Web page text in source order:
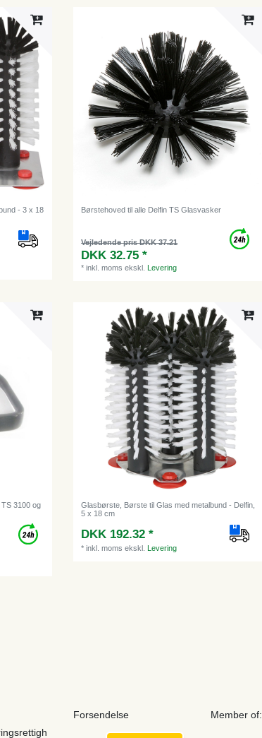
- 3 x 18
Børstehoved til alle Delfin TS Glasvasker
Vejledende pris DKK 37.21
DKK 32.75 *
*inkl. moms ekskl.Levering
3100 og
Glasbørste, Børste til Glas med metalbund - Delfin,
5 x 18 cm
DKK 192.32 *
*inkl. moms ekskl.Levering
Forsendelse Member of: